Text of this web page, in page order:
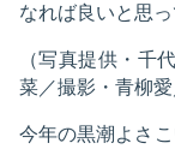
なれば良いと思っ
（写真提供・千
菜／撮影・青柳愛
今年の黒潮よさ